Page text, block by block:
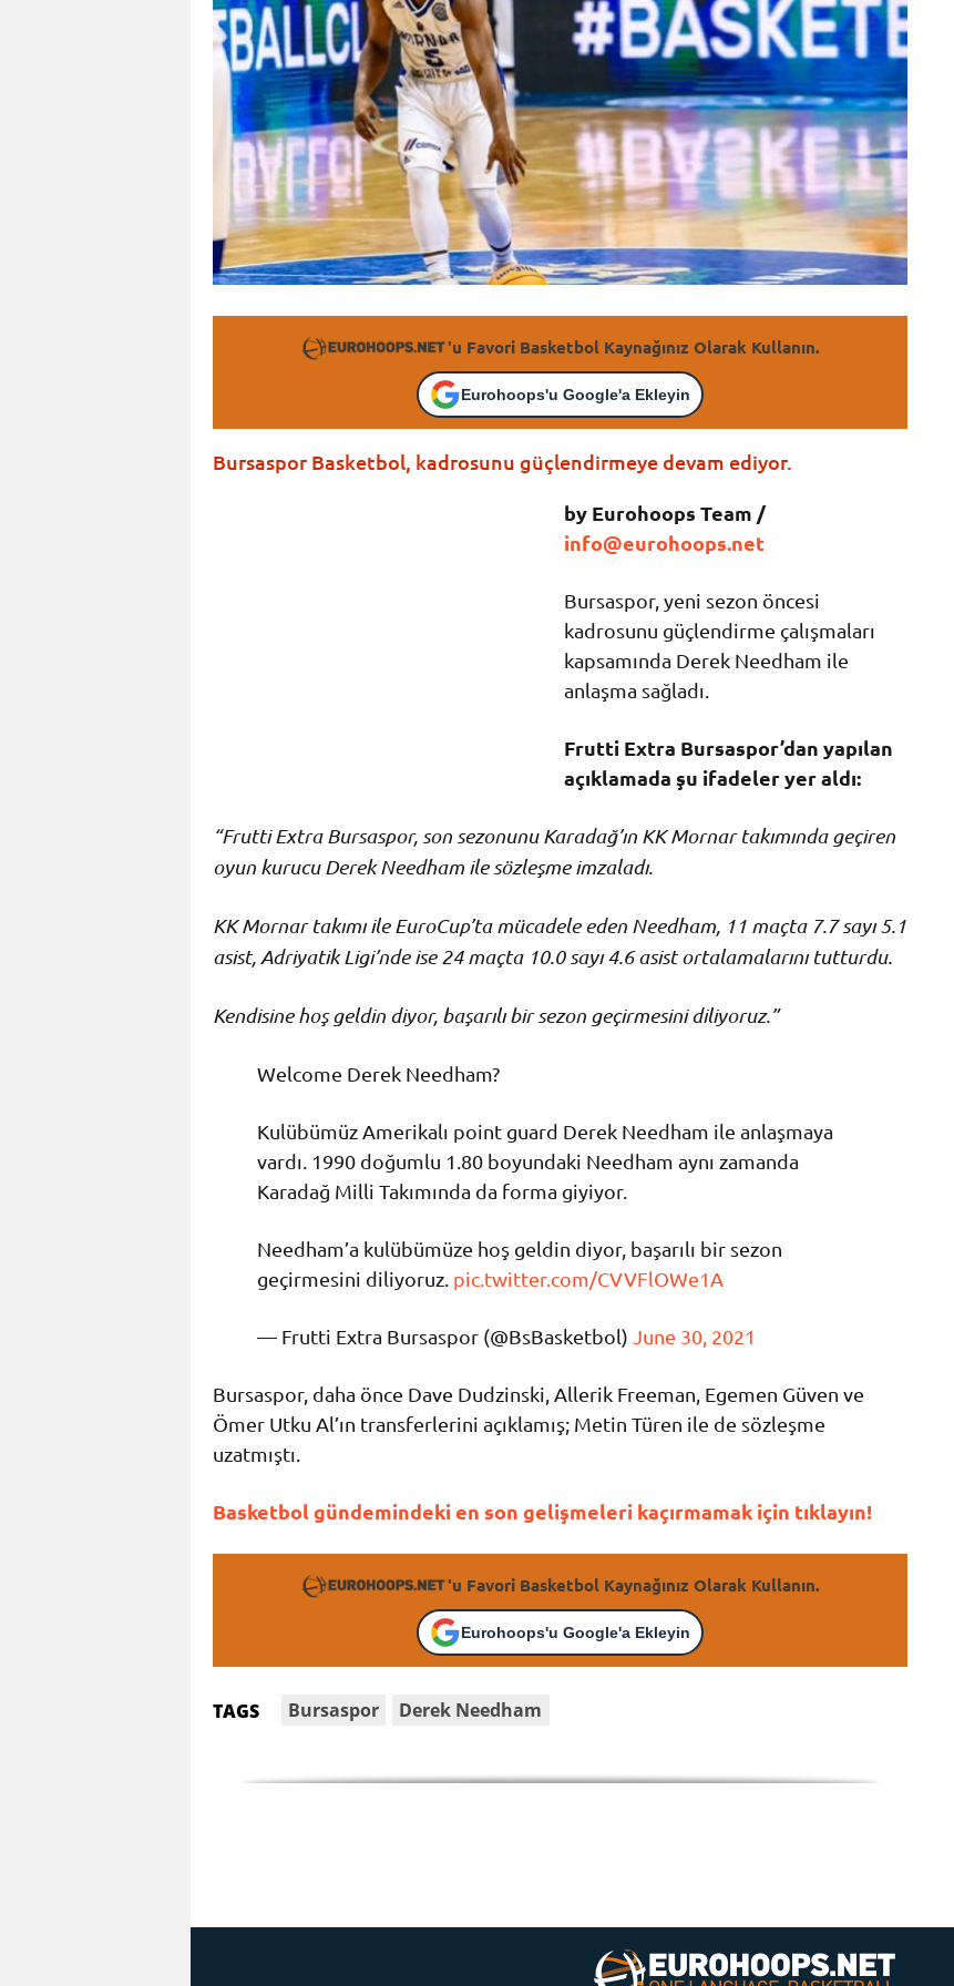
'u Favori Basketbol Kaynağınız Olarak Kullanın.
Eurohoops'u Google'a Ekleyin
Bursaspor Basketbol, kadrosunu güçlendirmeye devam ediyor.
by Eurohoops Team /
info@eurohoops.net
Bursaspor, yeni sezon öncesi
kadrosunu güçlendirme çalışmaları
kapsamında Derek Needham ile
anlaşma sağladı.
Frutti Extra Bursaspor’dan yapılan
açıklamada şu ifadeler yer aldı:
“Frutti Extra Bursaspor, son sezonunu Karadağ’ın KK Mornar takımında geçiren
oyun kurucu Derek Needham ile sözleşme imzaladı.
KK Mornar takımı ile EuroCup’ta mücadele eden Needham, 11 maçta 7.7 sayı 5.1
asist, Adriyatik Ligi’nde ise 24 maçta 10.0 sayı 4.6 asist ortalamalarını tutturdu.
Kendisine hoş geldin diyor, başarılı bir sezon geçirmesini diliyoruz.”
Welcome Derek Needham?
Kulübümüz Amerikalı point guard Derek Needham ile anlaşmaya
vardı. 1990 doğumlu 1.80 boyundaki Needham aynı zamanda
Karadağ Milli Takımında da forma giyiyor.
Needham’a kulübümüze hoş geldin diyor, başarılı bir sezon
geçirmesini diliyoruz. pic.twitter.com/CVVFlOWe1A
— Frutti Extra Bursaspor (@BsBasketbol) June 30, 2021
Bursaspor, daha önce Dave Dudzinski, Allerik Freeman, Egemen Güven ve
Ömer Utku Al’ın transferlerini açıklamış; Metin Türen ile de sözleşme
uzatmıştı.
Basketbol gündemindeki en son gelişmeleri kaçırmamak için tıklayın!
'u Favori Basketbol Kaynağınız Olarak Kullanın.
Eurohoops'u Google'a Ekleyin
TAGS Bursaspor Derek Needham